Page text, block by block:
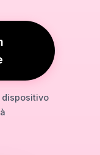
dispositivo